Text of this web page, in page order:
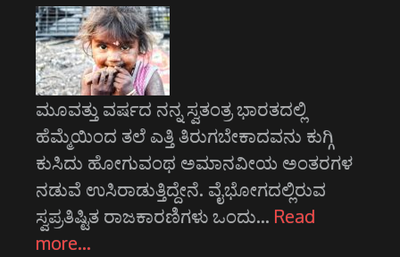
ಮೂವತ್ತು ವರ್ಷದ ನನ್ನ ಸ್ವತಂತ್ರ ಭಾರತದಲ್ಲಿ
ಹೆಮ್ಮೆಯಿಂದ ತಲೆ ಎತ್ತಿ ತಿರುಗಬೇಕಾದವನು ಕುಗ್ಗಿ
ಕುಸಿದು ಹೋಗುವಂಥ ಅಮಾನವೀಯ ಅಂತರಗಳ
ನಡುವೆ ಉಸಿರಾಡುತ್ತಿದ್ದೇನೆ. ವೈಭೋಗದಲ್ಲಿರುವ
ಸ್ವಪ್ರತಿಷ್ಟಿತ ರಾಜಕಾರಣಿಗಳು ಒಂದು… Read
more…